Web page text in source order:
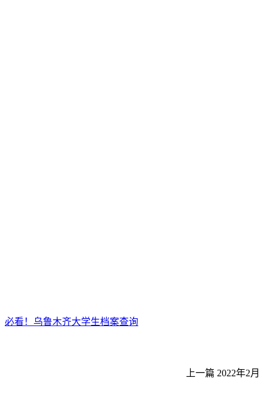
必看！乌鲁木齐大学生档案查询
上一篇 2022年2月